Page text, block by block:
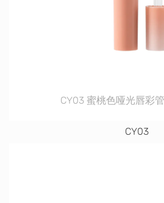
CY03 蜜桃色哑光唇彩
CY03